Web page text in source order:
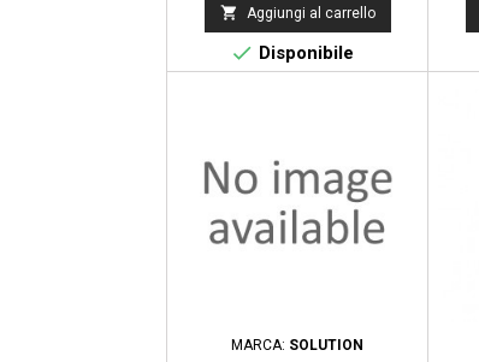
 Aggiungi al carrello
 Disponibile
MARCA: SOLUTION